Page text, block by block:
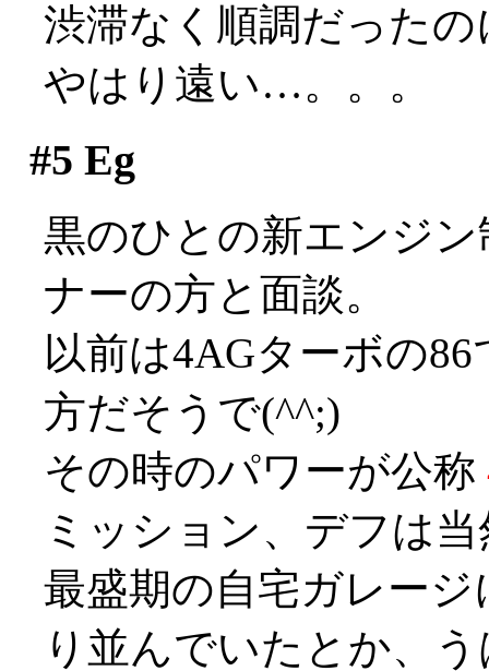
渋滞なく順調だった
やはり遠い…。。。
#5 Eg
黒のひとの新エンジ
ナーの方と面談。
以前は4AGターボの
方だそうで(^^;)
その時のパワーが公称
ミッション、デフは
最盛期の自宅ガレー
り並んでいたとか、